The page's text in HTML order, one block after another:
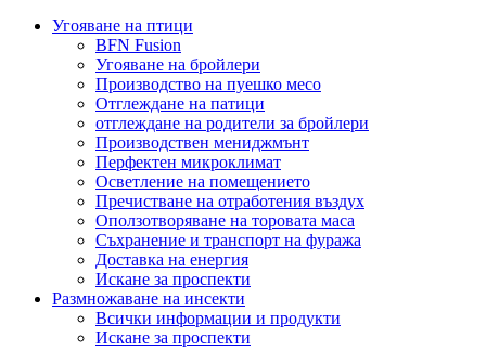
Угояване на птици
BFN Fusion
Угояване на бройлери
Производство на пуешко месо
Отглеждане на патици
отглеждане на родители за бройлери
Производствен мениджмънт
Перфектен микроклимат
Осветление на помещението
Пречистване на отработения въздух
Оползотворяване на торовата маса
Съхранение и транспорт на фуража
Доставка на енергия
Искане за проспекти
Размножаване на инсекти
Всички информации и продукти
Искане за проспекти